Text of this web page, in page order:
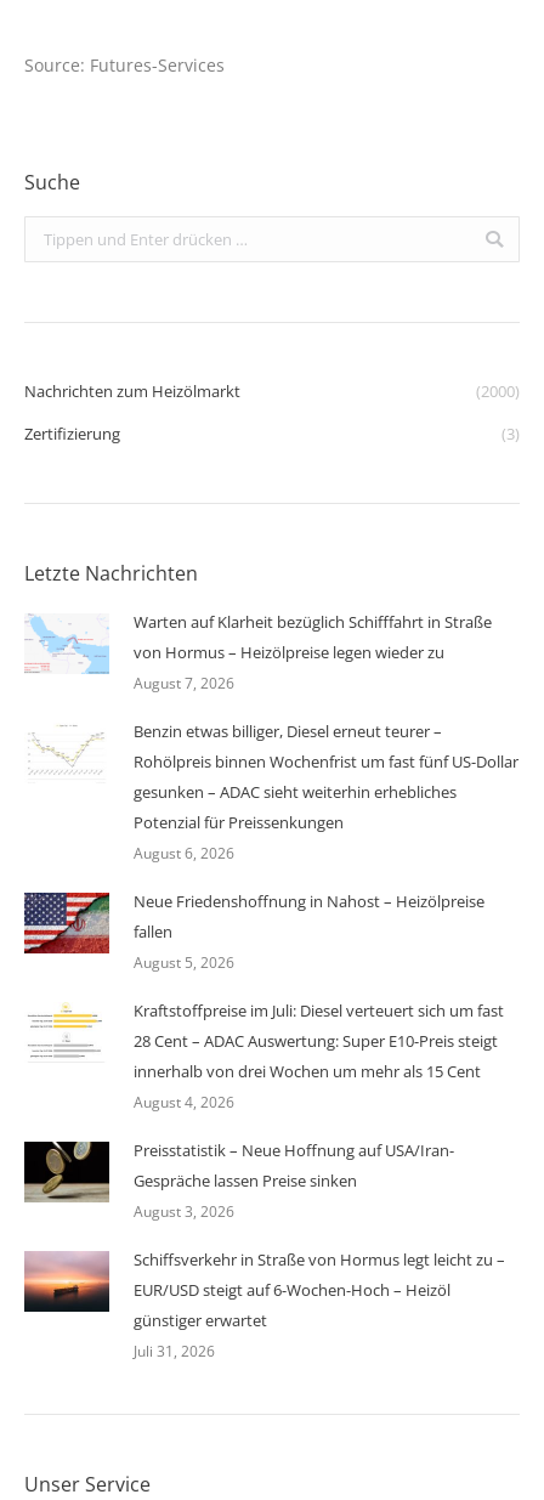
Source: Futures-Services
Suche
Search:
Nachrichten zum Heizölmarkt
(2000)
Zertifizierung
(3)
Letzte Nachrichten
Warten auf Klarheit bezüglich Schifffahrt in Straße
von Hormus – Heizölpreise legen wieder zu
August 7, 2026
Benzin etwas billiger, Diesel erneut teurer –
Rohölpreis binnen Wochenfrist um fast fünf US-Dollar
gesunken – ADAC sieht weiterhin erhebliches
Potenzial für Preissenkungen
August 6, 2026
Neue Friedenshoffnung in Nahost – Heizölpreise
fallen
August 5, 2026
Kraftstoffpreise im Juli: Diesel verteuert sich um fast
28 Cent – ADAC Auswertung: Super E10-Preis steigt
innerhalb von drei Wochen um mehr als 15 Cent
August 4, 2026
Preisstatistik – Neue Hoffnung auf USA/Iran-
Gespräche lassen Preise sinken
August 3, 2026
Schiffsverkehr in Straße von Hormus legt leicht zu –
EUR/USD steigt auf 6-Wochen-Hoch – Heizöl
günstiger erwartet
Juli 31, 2026
Unser Service